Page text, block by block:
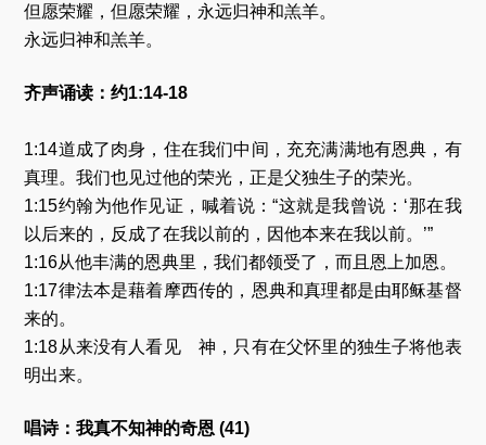
但愿荣耀，但愿荣耀，永远归神和羔羊。
永远归神和羔羊。
齐声诵读：约1:14-18
1:14道成了肉身，住在我们中间，充充满满地有恩典，有
真理。我们也见过他的荣光，正是父独生子的荣光。
1:15约翰为他作见证，喊着说：“这就是我曾说：‘那在我
以后来的，反成了在我以前的，因他本来在我以前。’”
1:16从他丰满的恩典里，我们都领受了，而且恩上加恩。
1:17律法本是藉着摩西传的，恩典和真理都是由耶稣基督
来的。
1:18从来没有人看见 神，只有在父怀里的独生子将他表
明出来。
唱诗：我真不知神的奇恩 (41)